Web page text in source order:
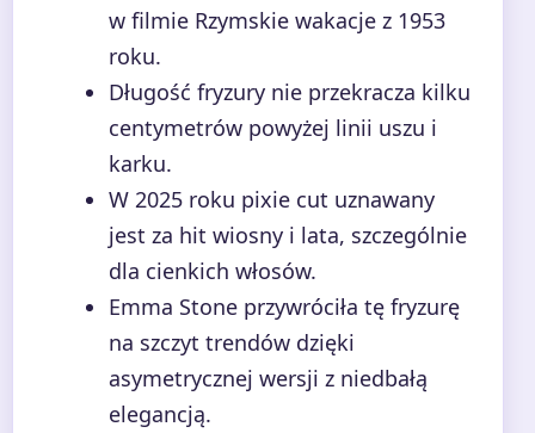
w filmie Rzymskie wakacje z 1953
roku.
Długość fryzury nie przekracza kilku
centymetrów powyżej linii uszu i
karku.
W 2025 roku pixie cut uznawany
jest za hit wiosny i lata, szczególnie
dla cienkich włosów.
Emma Stone przywróciła tę fryzurę
na szczyt trendów dzięki
asymetrycznej wersji z niedbałą
elegancją.